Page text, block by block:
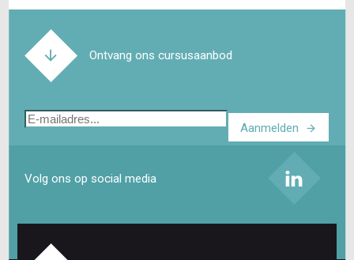
Ontvang ons cursusaanbod
E-
Aanmelden
Volg ons op social media